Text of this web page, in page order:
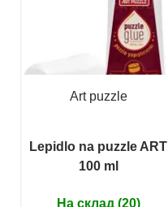
Art puzzle
Lepidlo na puzzle ART
100 ml
На склад (20)